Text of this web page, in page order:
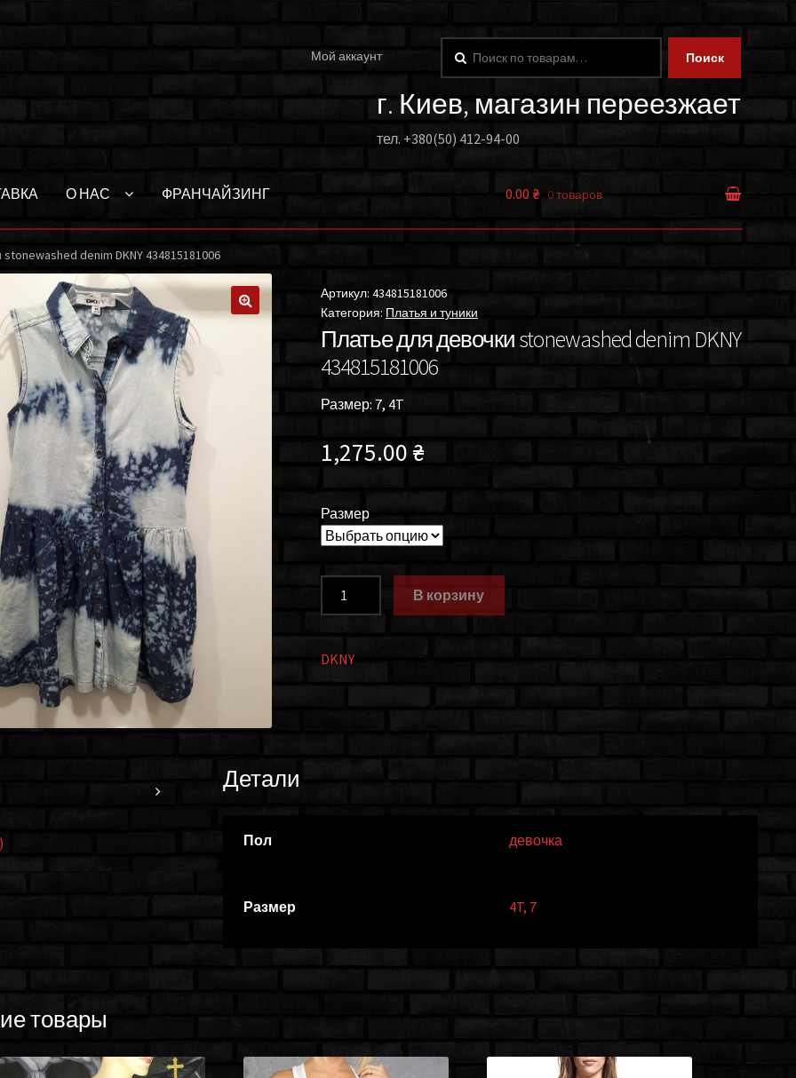
Мой аккаунт Поиск
г. Киев, магазин переезжает
тел. +380(50) 412-94-00
О НАС ФРАНЧАЙЗИНГ 0.00 ₴ 0 товаров
denim DKNY 434815181006
Артикул: 434815181006
Категория: Платья и туники
Платье для девочки stonewashed denim DKNY
434815181006
Размер: 7, 4T
1,275.00 ₴
Размер
для
434815181006
В корзину
DKNY
Детали
Пол девочка
Размер 4T, 7
товары